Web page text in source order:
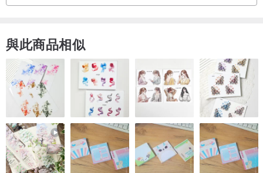
與此商品相似